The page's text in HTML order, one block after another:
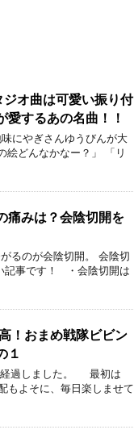
オ曲は可愛い振り付
愛するあの名曲！！
やぎさんゆうびんが大
どんなかなー？」 「リ
痛みは？会陰切開を
るのが会陰切開。 会陰切
記事です！ ・会陰切開は
！おまめ戦隊ビビン
１
経過しました。 最初は
もよそに、毎日楽しませて